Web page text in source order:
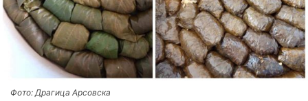
Фото: Драгица Арсовска